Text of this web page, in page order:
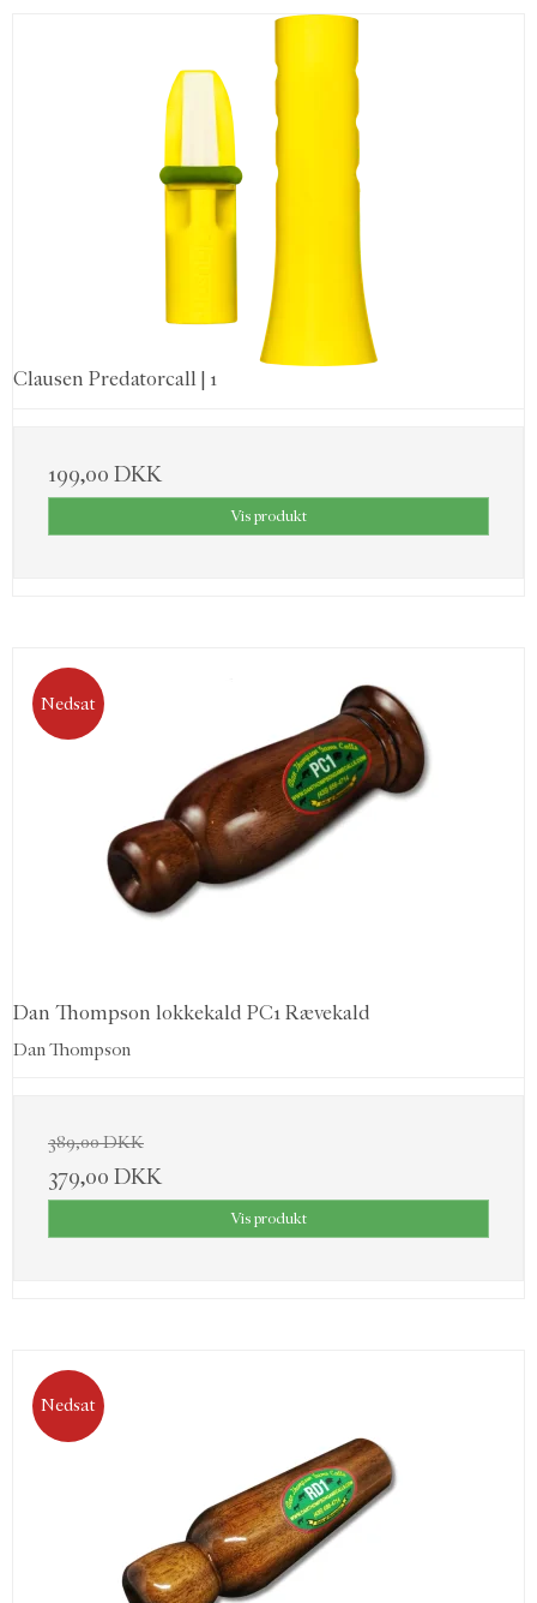
Clausen Predatorcall | 1
199,00 DKK
Vis produkt
Nedsat
Dan Thompson lokkekald PC1 Rævekald
Dan Thompson
389,00 DKK
379,00 DKK
Vis produkt
Nedsat